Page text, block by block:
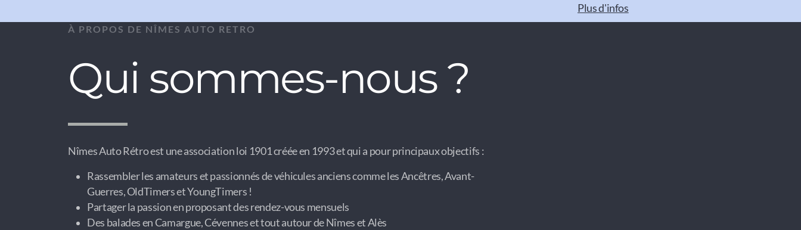
Plus d'infos
À PROPOS DE NÎMES AUTO RETRO
Qui sommes-nous ?
Nîmes Auto Rétro est une association loi 1901 créée en 1993 et qui a pour principaux objectifs :
Rassembler les amateurs et passionnés de véhicules anciens comme les Ancêtres, Avant-
Guerres, OldTimers et YoungTimers !
Partager la passion en proposant des rendez-vous mensuels
Des balades en Camargue, Cévennes et tout autour de Nîmes et Alès